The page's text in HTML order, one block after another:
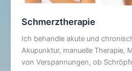
Schmerztherapie
Ich behandle akute und
Akupunktur, manuelle Therapie,
von Verspannungen, ob